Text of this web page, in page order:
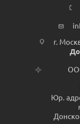
г.
Юр.